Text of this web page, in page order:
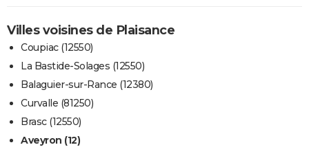
Villes voisines de Plaisance
Coupiac (12550)
La Bastide-Solages (12550)
Balaguier-sur-Rance (12380)
Curvalle (81250)
Brasc (12550)
Aveyron (12)